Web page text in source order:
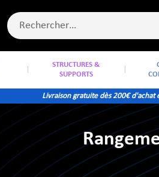
STRUCTURES &
SUPPORTS
Livraison gratuite dès 200€